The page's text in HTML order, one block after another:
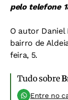
pelo telefone
O autor
bairro de
feira, 5.
Tudo sobre
Entre no